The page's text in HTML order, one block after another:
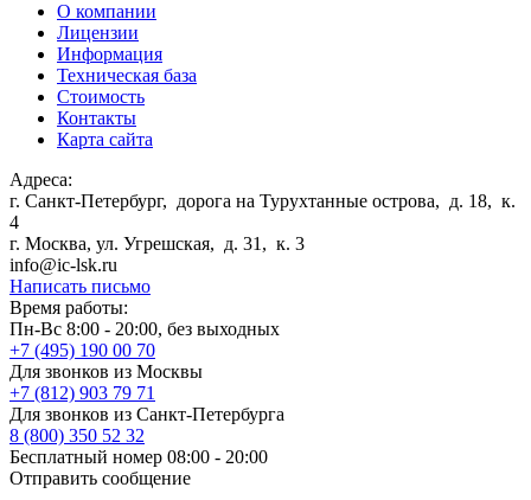
О компании
Лицензии
Информация
Техническая база
Стоимость
Контакты
Карта сайта
Адреса:
г. Санкт-Петербург, дорога на Турухтанные острова, д. 18, к.
4
г. Москва, ул. Угрешская, д. 31, к. 3
info@ic-lsk.ru
Написать письмо
Время работы:
Пн-Вс 8:00 - 20:00, без выходных
+7 (495) 190 00 70
Для звонков из Москвы
+7 (812) 903 79 71
Для звонков из Санкт-Петербурга
8 (800) 350 52 32
Бесплатный номер 08:00 - 20:00
Отправить сообщение